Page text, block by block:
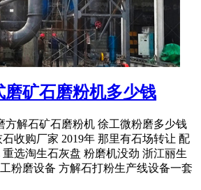
磨矿石磨粉机多少钱
方解石矿石磨粉机 徐工微粉磨多少钱
收购厂家 2019年 那里有石场转让 配
选淘生石灰盘 粉磨机没劲 浙江丽生
粉磨设备 方解石打粉生产线设备一套